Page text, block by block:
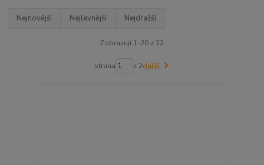
Nejnovější Nejlevnější Nejdražší
Zobrazuji 1-20 z 22
strana z 2další